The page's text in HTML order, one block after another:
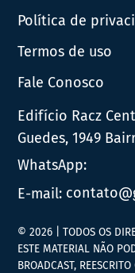
Política de
Termos de uso
Fale Conosco
Edifício Racz
Guedes, 1949
WhatsApp:
E-mail:
© 2026 | TODOS OS
ESTE MATERIAL NÃO
BROADCAST,